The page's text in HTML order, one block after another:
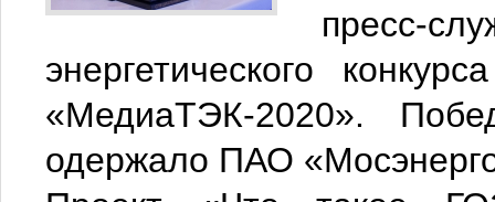
пресс-
энергетического
«МедиаТЭК-2020».
одержало ПАО